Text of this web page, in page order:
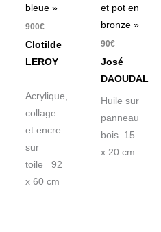
bleue »
900€
Clotilde
LEROY
Acrylique,
collage
et encre
sur
toile 92
x 60 cm
et pot en
bronze »
90€
José
DAOUDAL
Huile sur
panneau
bois 15
x 20 cm